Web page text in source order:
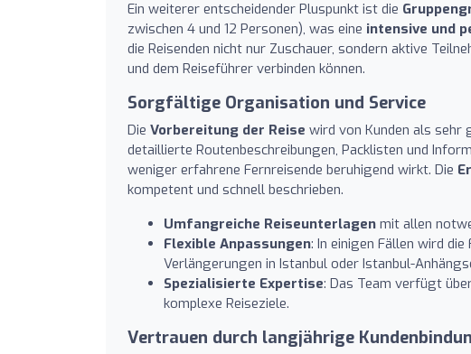
Ein weiterer entscheidender Pluspunkt ist die
zwischen 4 und 12 Personen), was eine intensive und
die Reisenden nicht nur Zuschauer, sondern aktive
und dem Reiseführer verbinden können.
Sorgfältige Organisation und Service
Die Vorbereitung der Reise wird von Kunden als sehr
detaillierte Routenbeschreibungen, Packlisten und
weniger erfahrene Fernreisende beruhigend wirkt. Die
kompetent und schnell beschrieben.
Umfangreiche Reiseunterlagen mit allen
Flexible Anpassungen: In einigen Fällen wird
Verlängerungen in Istanbul oder Istanbul-
Spezialisierte Expertise: Das Team verfügt
komplexe Reiseziele.
Vertrauen durch langjährige